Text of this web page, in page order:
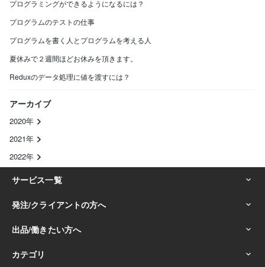
プログラミングができるようになるには？
プログラムのテストの仕事
プログラムを書く人とプログラムを考える人
夏休みで２週間ほどお休みを頂きます。
Reduxのデータ処理に値を渡すには？
アーカイブ
2020年
2021年
2022年